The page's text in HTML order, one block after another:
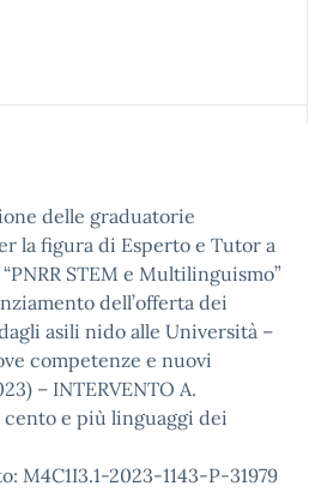
delle graduatorie
la figura di Esperto e Tutor a
STEM e Multilinguismo”
dell’offerta dei
asili nido alle Università –
competenze e nuovi
– INTERVENTO A.
e più linguaggi dei
M4C1I3.1-2023-1143-P-31979